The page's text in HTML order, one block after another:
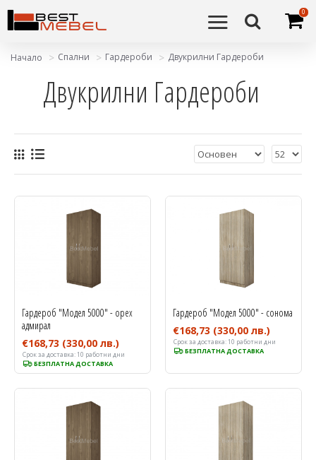
0
Начало Спални Гардероби Двукрилни Гардероби
Двукрилни Гардероби
Срок за доставка:10 работни дни
БЕЗПЛАТНА ДОСТАВКА
Гардероб "Модел 5000" - орех
адмирал
€168,73 (330,00 лв.) Срок за доставка:10 работни дни
БЕЗПЛАТНА ДОСТАВКА
Гардероб "Модел 5000" - сонома
€168,73 (330,00 лв.)